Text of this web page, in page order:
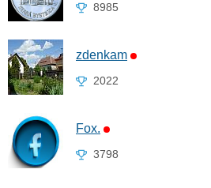
8985
zdenkam
2022
Fox.
3798